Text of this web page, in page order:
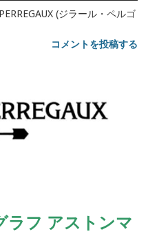
(ジラール・ペルゴ
コメントを投稿する
ラフ アストンマ